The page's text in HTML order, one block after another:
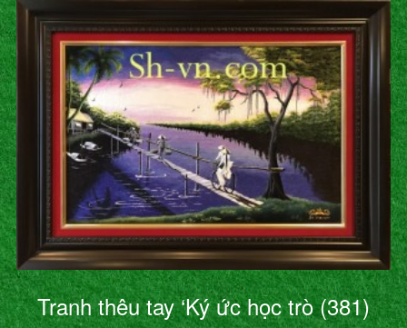
Tranh thêu tay ‘Ký ức học trò (381)